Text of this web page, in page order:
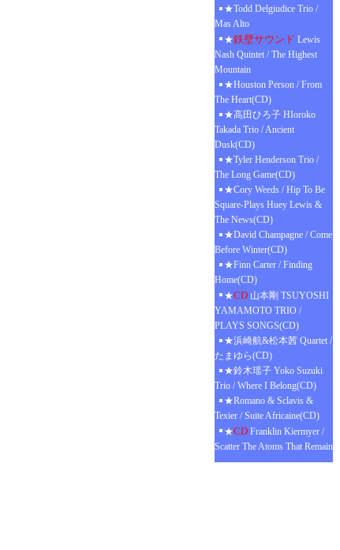
★Todd Delgiudice Trio /
Mas Alto
★鉄壁サウンド Lewis
Nash Quintet / The Highest
Mountain
★Houston Person / From
The Heart(CD)
★高田ひろ子 HIoroko
Takada Trio / Ancient
Dusk(CD)
★Tyler Henderson Trio /
The Long Game(CD)
★Cory Weeds / Hip To Be
Square-Plays Huey Lewis &
The News(CD)
★David Champagne / Come
Before Winter(CD)
★Finn Carter / Finding
Home(CD)
★CD 山本剛 TSUYOSHI
YAMAMOTO TRIO /
PLAYS SONGS(CD)
★浜崎航&松本茜 Quartet /
たまゆら(CD)
★鈴木瑶子 Yoko Suzuki
Trio / Where I Belong(CD)
★Romano & Sclavis &
Texier / Suite Africaine(CD)
★CD Franklin Kiermyer /
Scatter The Atoms That Remain